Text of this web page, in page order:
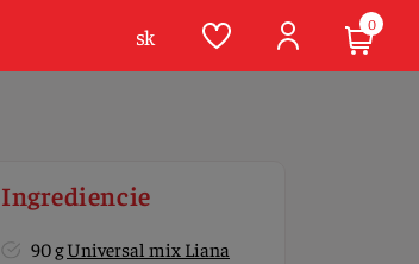
Ingrediencie
90 gUniversal mix Liana
sk 0